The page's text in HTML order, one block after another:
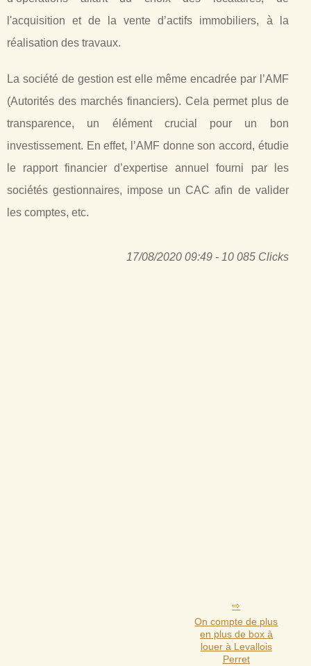
l'acquisition et de la vente d’actifs immobiliers, à la
réalisation des travaux.
La société de gestion est elle même encadrée par l’AMF
(Autorités des marchés financiers). Cela permet plus de
transparence, un élément crucial pour un bon
investissement. En effet, l’AMF donne son accord, étudie
le rapport financier d’expertise annuel fourni par les
sociétés gestionnaires, impose un CAC afin de valider
les comptes, etc.
17/08/2020 09:49 - 10 085 Clicks
On compte de plus
en plus de box à
louer à Levallois
Perret